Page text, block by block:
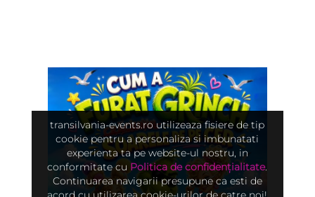
transilvania-events.ro utilizeaza fisiere de tip
cookie pentru a personaliza si imbunatati
experienta ta pe website-ul nostru, in
conformitate cu Politica de confidențialitate.
Continuarea navigarii presupune ca esti de